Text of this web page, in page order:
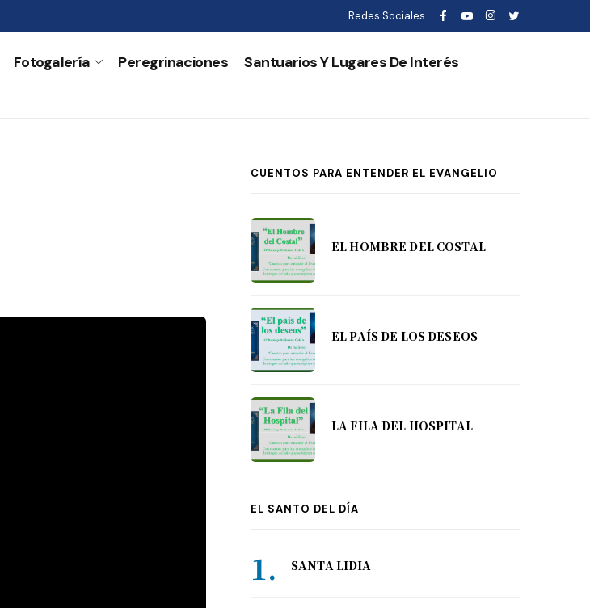
Redes Sociales
Fotogalería Peregrinaciones Santuarios Y Lugares De Interés
CUENTOS PARA ENTENDER EL EVANGELIO
EL HOMBRE DEL COSTAL
EL PAÍS DE LOS DESEOS
LA FILA DEL HOSPITAL
EL SANTO DEL DÍA
SANTA LIDIA